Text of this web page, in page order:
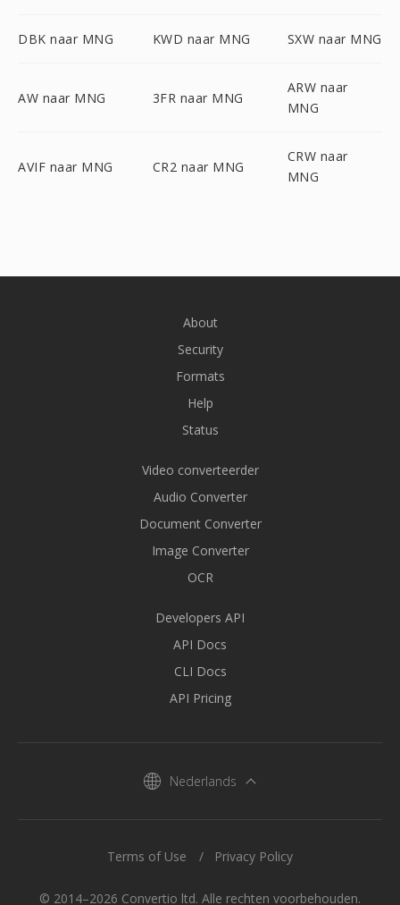
DBK naar MNG KWD naar MNG SXW naar MNG
AW naar MNG 3FR naar MNG
ARW naar
MNG
AVIF naar MNG CR2 naar MNG
CRW naar
MNG
About
Security
Formats
Help
Status
Video converteerder
Audio Converter
Document Converter
Image Converter
OCR
Developers API
API Docs
CLI Docs
API Pricing
Nederlands
© 2014–2026 Convertio ltd. Alle rechten voorbehouden.
Terms of Use Privacy Policy